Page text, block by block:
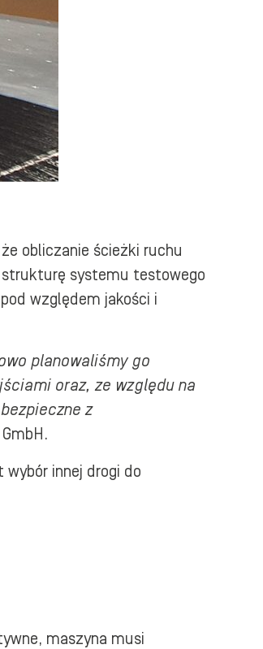
obliczanie ścieżki ruchu
strukturę systemu testowego
względem jakości i
planowaliśmy go
oraz, ze względu na
z
innej drogi do
maszyna musi